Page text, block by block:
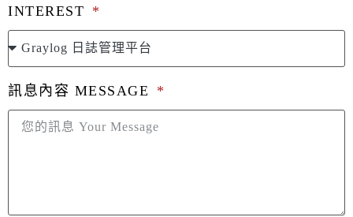
INTEREST
訊息內容 MESSAGE